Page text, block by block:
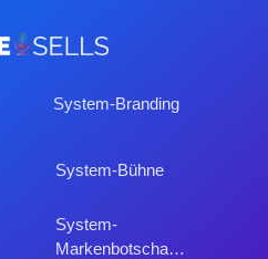
System-Branding
System-Bühne
System-
Markenbotschafter